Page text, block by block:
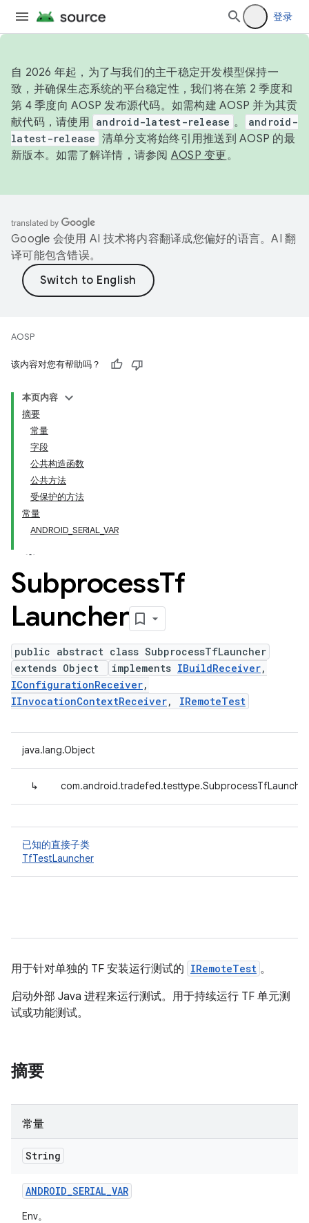
登录
自 2026 年起，为了与我们的主干稳定开发模型保持一
致，并确保生态系统的平台稳定性，我们将在第 2 季度和
第 4 季度向 AOSP 发布源代码。如需构建 AOSP 并为其贡
献代码，请使用 android-latest-release 。
android-
latest-release 清单分支将始终引用推送到 AOSP 的最
新版本。如需了解详情，请参阅 AOSP 变更。
Google 会使用 AI 技术将内容翻译成您偏好的语言。AI 翻
译可能包含错误。
AOSP
该内容对您有帮助吗？
本页内容
摘要
常量
字段
公共构造函数
公共方法
受保护的方法
常量
ANDROID_SERIAL_VAR
SubprocessTf
Launcher
public abstract class SubprocessTfLauncher
extends Object
implements IBuildReceiver,
IConfigurationReceiver,
IInvocationContextReceiver, IRemoteTest
java.lang.Object
↳ com.android.tradefed.testtype.SubprocessTfLauncher
已知的直接子类
TfTestLauncher
用于针对单独的 TF 安装运行测试的 IRemoteTest 。
启动外部 Java 进程来运行测试。用于持续运行 TF 单元测
试或功能测试。
摘要
常量
String
ANDROID_SERIAL_VAR
Env。